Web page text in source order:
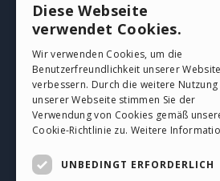
PROFIL
Meine Beiträge
Meine Lizenz
Download
Webhosting
GERMAN
SPANISH
Diese Webseite
verwendet Cookies.
Wir verwenden Cookies, um die
Benutzerfreundlichkeit unserer
verbessern. Durch die weitere Nutzung
unserer Webseite stimmen Sie der
Verwendung von Cookies gemäß
Cookie-Richtlinie zu. Weitere
UNBEDINGT ERFORDERLICH